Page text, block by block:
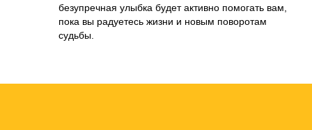
безупречная улыбка будет активно помогать вам,
пока вы радуетесь жизни и новым поворотам
судьбы.